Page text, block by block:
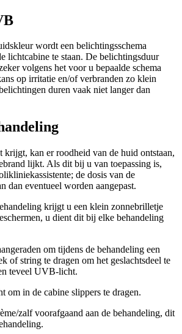
wordt een belichtingsschema
lichtcabine te staan. De belichtingsduur
volgens het voor u bepaalde schema
op irritatie en/of verbranden zo klein
duren vaak niet langer dan
kan er roodheid van de huid ontstaan,
lijkt. Als dit bij u van toepassing is,
de dosis van de
dan eventueel worden aangepast.
krijgt u een klein zonnebrilletje
u dient dit bij elke behandeling
om tijdens de behandeling een
of string te dragen om het geslachtsdeel te
teveel UVB-licht.
om in de cabine slippers te dragen.
zalf voorafgaand aan de behandeling, dit